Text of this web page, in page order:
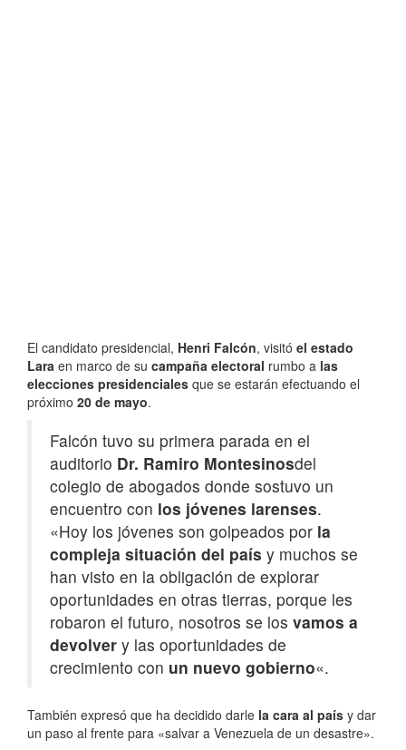
El candidato presidencial, Henri Falcón, visitó el estado
Lara en marco de su campaña electoral rumbo a las
elecciones presidenciales que se estarán efectuando el
próximo 20 de mayo.
Falcón tuvo su primera parada en el
auditorio Dr. Ramiro Montesinosdel
colegio de abogados donde sostuvo un
encuentro con los jóvenes larenses.
«Hoy los jóvenes son golpeados por la
compleja situación del país y muchos se
han visto en la obligación de explorar
oportunidades en otras tierras, porque les
robaron el futuro, nosotros se los vamos a
devolver y las oportunidades de
crecimiento con un nuevo gobierno«.
También expresó que ha decidido darle la cara al país y dar
un paso al frente para «salvar a Venezuela de un desastre».